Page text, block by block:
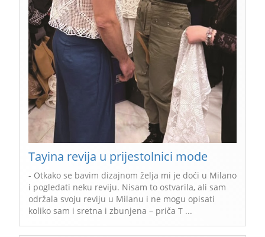
Tayina revija u prijestolnici mode
- Otkako se bavim dizajnom želja mi je doći u Milano
i pogledati neku reviju. Nisam to ostvarila, ali sam
održala svoju reviju u Milanu i ne mogu opisati
koliko sam i sretna i zbunjena – priča T ...